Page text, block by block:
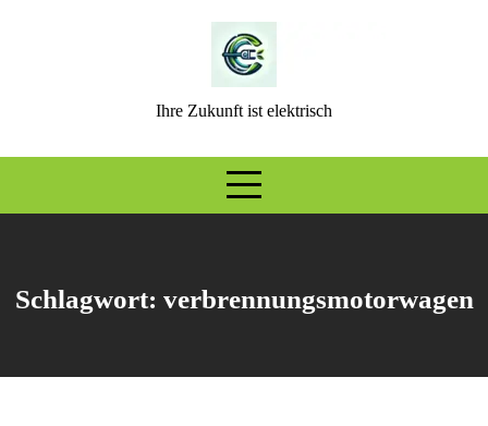
Ihre Zukunft ist elektrisch
Schlagwort: verbrennungsmotorwagen